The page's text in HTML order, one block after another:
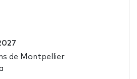
de Montpellier